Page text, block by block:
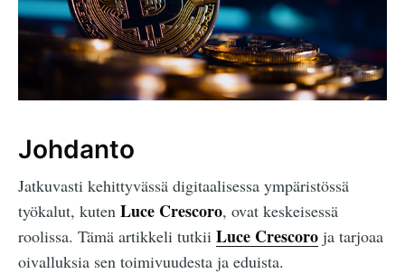
Johdanto
Jatkuvasti kehittyvässä digitaalisessa ympäristössä
työkalut, kuten Luce Crescoro, ovat keskeisessä
roolissa. Tämä artikkeli tutkii Luce Crescoro ja tarjoaa
oivalluksia sen toimivuudesta ja eduista.